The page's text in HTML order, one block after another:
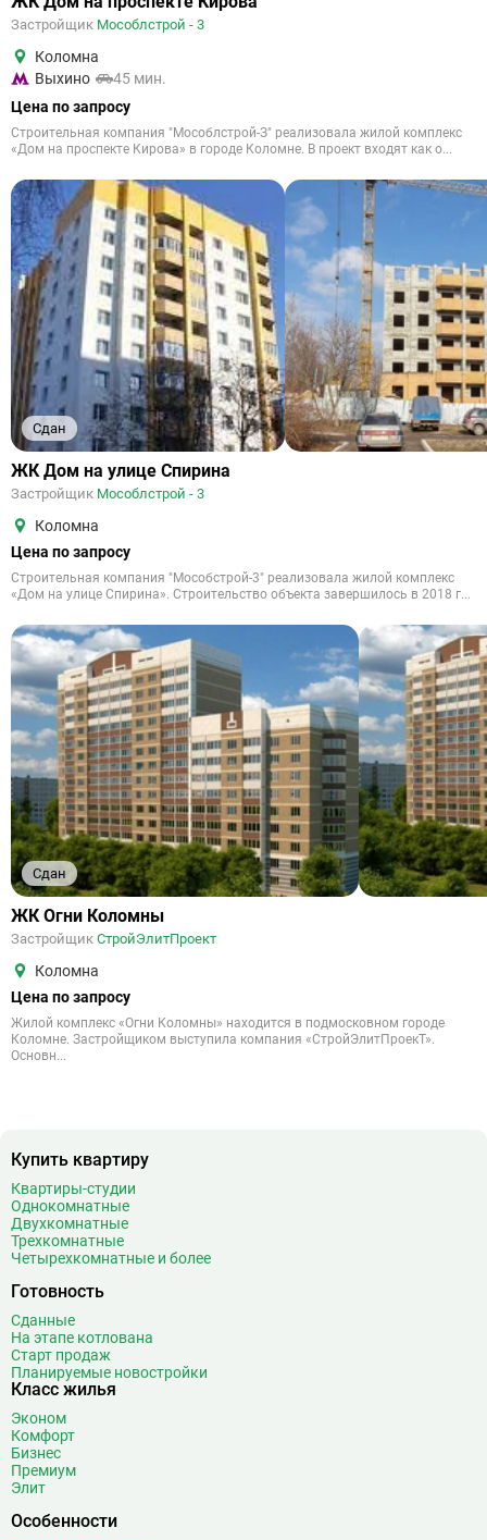
Застройщик Мособлстрой - 3
Коломна
Выхино
45 мин.
Цена по запросу
Строительная компания "Мособлстрой-З" реализовала жилой комплекс
«Дом на проспекте Кирова» в городе Коломне. В проект входят как о...
Сдан
ЖК Дом на улице Спирина
Застройщик Мособлстрой - 3
Коломна
Цена по запросу
Строительная компания "Мособстрой-3" реализовала жилой комплекс
«Дом на улице Спирина». Строительство объекта завершилось в 2018 г...
Сдан
ЖК Огни Коломны
Застройщик СтройЭлитПроект
Коломна
Цена по запросу
Жилой комплекс «Огни Коломны» находится в подмосковном городе
Коломне. Застройщиком выступила компания «СтройЭлитПроекТ».
Основн...
Купить квартиру
Квартиры-студии
Однокомнатные
Двухкомнатные
Трехкомнатные
Четырехкомнатные и более
Готовность
Сданные
На этапе котлована
Старт продаж
Планируемые новостройки
Класс жилья
Эконом
Комфорт
Бизнес
Премиум
Элит
Особенности